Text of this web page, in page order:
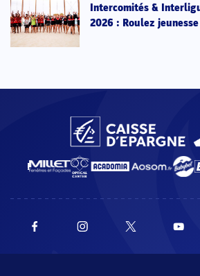
Intercomités &
2026 : Roulez